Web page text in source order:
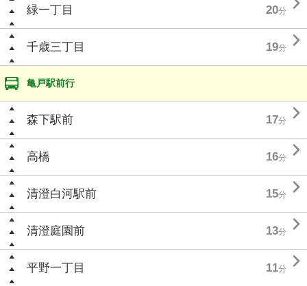
緑一丁目 20分
千歳三丁目 19分 
亀戸駅前行
森下駅前 17分 
高橋 16分 
清澄白河駅前 15分 
清澄庭園前 13分 
平野一丁目 11分 